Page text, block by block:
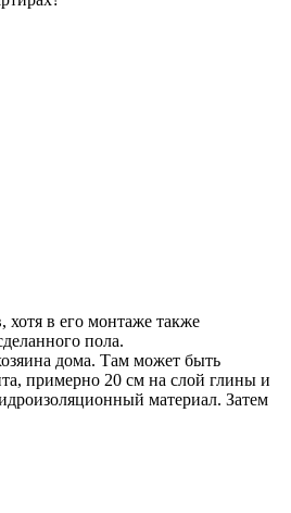
хотя в его монтаже также
пола.
дома. Там может быть
примерно 20 см на слой глины и
материал. Затем